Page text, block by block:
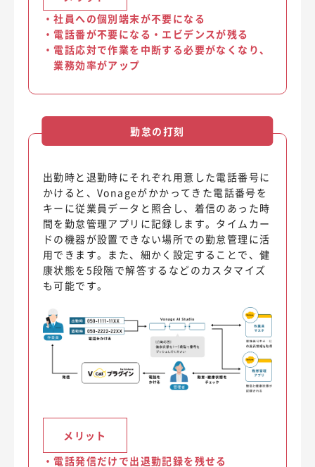
・社員への個別端末が不要になる
・電話番が不要になる ・ エビデンスが残る
・電話応対で作業を中断する必要がなくなり、
業務効率がアップ
勤怠の打刻
出勤時と退勤時にそれぞれ用意した電話番号に
かけると、Vonageがかかってきた電話番号を
キーに従業員データと照合し、着信のあった時
間を勤怠管理アプリに記録します。タイムカー
ドの機器が設置できない場所での勤怠管理に活
用できます。また、細かく設定することで、健
康状態を5段階で解答するなどのカスタマイズ
も可能です。
メリット
・電話発信だけで出退勤記録を残せる